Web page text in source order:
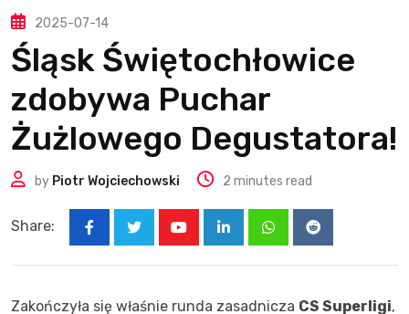
2025-07-14
Śląsk Świętochłowice
zdobywa Puchar
Żużlowego Degustatora!
by Piotr Wojciechowski 2 minutes read
Share:
LinkedInWhatsappReddit
Zakończyła się właśnie runda zasadnicza CS Superligi,